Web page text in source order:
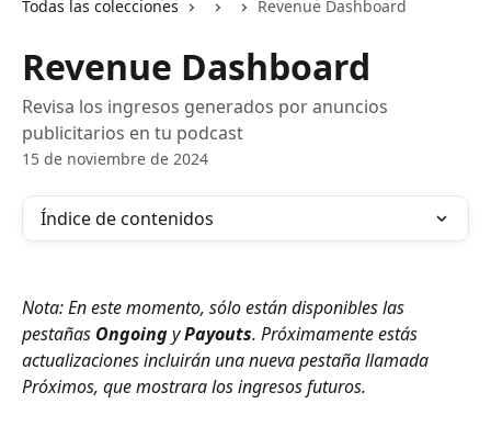
Todas las colecciones Revenue Dashboard
Revenue Dashboard
Revisa los ingresos generados por anuncios
publicitarios en tu podcast
15 de noviembre de 2024
Índice de contenidos
Nota: En este momento, sólo están disponibles las
pestañas Ongoing y Payouts. Próximamente estás
actualizaciones incluirán una nueva pestaña llamada
Próximos, que mostrara los ingresos futuros.